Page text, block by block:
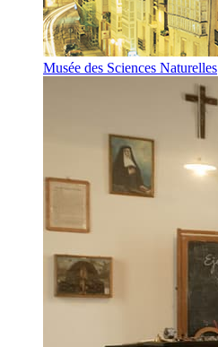
Musée des Sciences Naturelles